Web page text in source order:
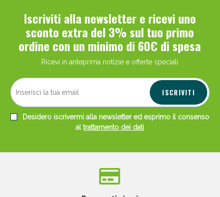
Iscriviti alla newsletter e ricevi uno
sconto extra del 3% sul tuo primo
ordine con un minimo di 60€ di spesa
Ricevi in anteprima notizie e offerte speciali
ISCRIVITI
Desidero iscrivermi alla newsletter ed esprimo il consenso
altrattamento dei dati